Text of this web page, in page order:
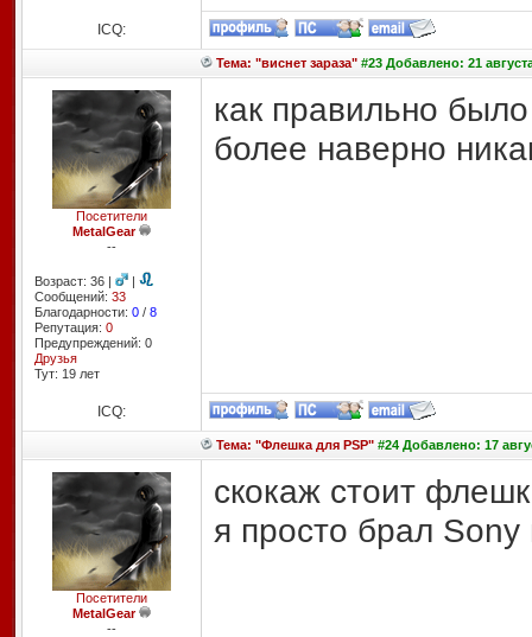
ICQ:
Тема: "виснет зараза"#23 Добавлено: 21
Посетители
MetalGear
--
Возраст: 36 |
|
Сообщений: 33
Благодарности: 0/ 8
Репутация: 0
Предупреждений: 0
Друзья
Тут: 19 лет
как правильно
более наверно
ICQ:
Тема: "Флешка для PSP"#24 Добавлено: 17
Посетители
MetalGear
--
скокаж стоит
я просто брал Sony